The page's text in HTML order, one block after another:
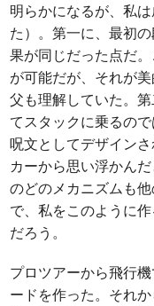
明らかになるが、私
た）。第一に、最初
果が同じだった点だ
が可能だが、それが
父も理解していた。
てスタックに乗るの
呪文としてデザイン
カーから思い浮かん
のどのメカニズムも
で、私をこのように
だろう。
プロツアーから飛行
ードを作った。それ